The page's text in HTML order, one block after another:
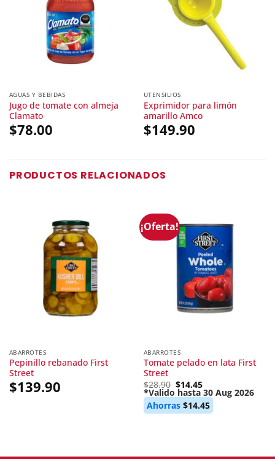
AGUAS Y BEBIDAS
Jugo de tomate con almeja
Clamato
$78.00
UTENSILIOS
Exprimidor para limón
amarillo Amco
$149.90
PRODUCTOS RELACIONADOS
ABARROTES
Pepinillo rebanado First
Street
$139.90
¡Oferta!
ABARROTES
Tomate pelado en lata First
Street
$28.90 Original
price
was:
$28.90.
$14.45
*Valido hasta 30 Aug 2026
Current
price
is:
Ahorras $14.45